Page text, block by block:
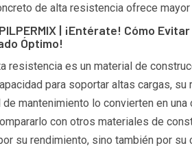
de alta resistencia ofrece
PILPERMIX | ¡Entérate! Cómo
Óptimo!
resistencia es un material de
para soportar altas cargas,
mantenimiento lo convierten en
con otros materiales de
su rendimiento, sino también por